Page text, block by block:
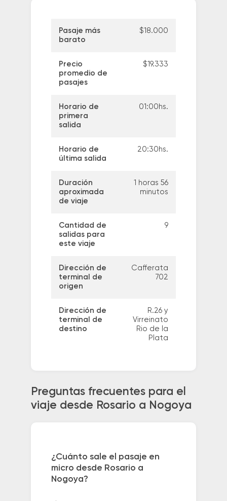
Pasaje más
barato
$18.000
Precio
promedio de
pasajes
$19.333
Horario de
primera
salida
01:00hs.
Horario de
última salida
20:30hs.
Duración
aproximada
de viaje
1 horas 56
minutos
Cantidad de
salidas para
este viaje
9
Dirección de
terminal de
origen
Cafferata
702
Dirección de
terminal de
destino
R.26 y
Virreinato
Rio de la
Plata
Preguntas frecuentes para el
viaje desde Rosario a Nogoya
¿Cuánto sale el pasaje en
micro desde Rosario a
Nogoya?